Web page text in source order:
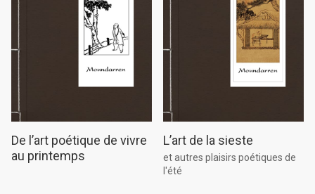
De l’art poétique de vivre
au printemps
L’art de la sieste
et autres plaisirs poétiques de
l'été